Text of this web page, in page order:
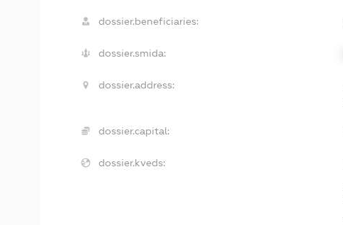
dossier.beneficiaries:
dossier.smida:
dossier.address:
dossier.capital:
dossier.kveds: